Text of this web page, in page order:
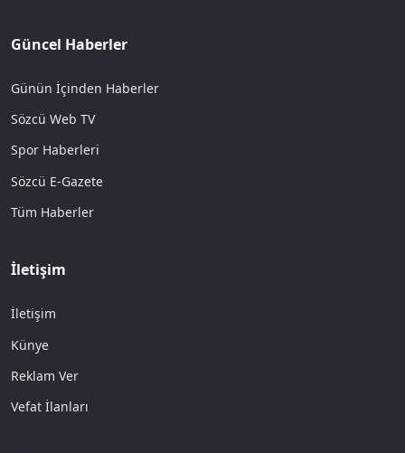
Güncel Haberler
Günün İçinden Haberler
Sözcü Web TV
Spor Haberleri
Sözcü E-Gazete
Tüm Haberler
İletişim
İletişim
Künye
Reklam Ver
Vefat İlanları